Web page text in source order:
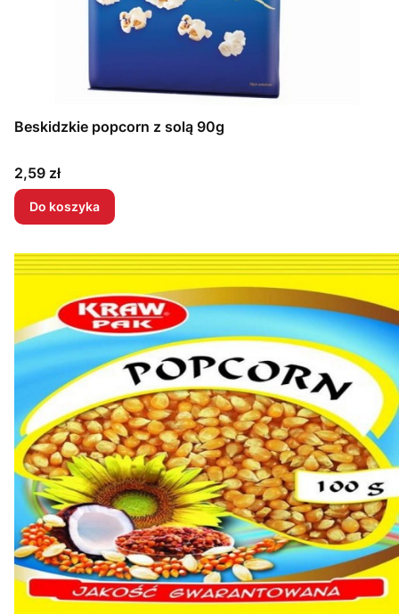
Beskidzkie popcorn z solą 90g
Cena
2,59 zł
Do koszyka